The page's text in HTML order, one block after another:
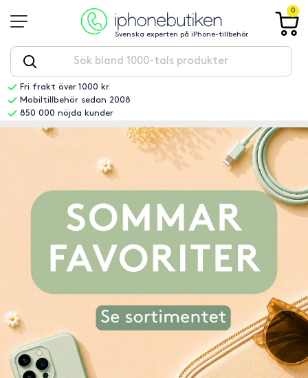
Svenska experten på iPhone-tillbehör
0
Fri frakt över 1000 kr
Mobiltillbehör sedan 2008
850 000 nöjda kunder